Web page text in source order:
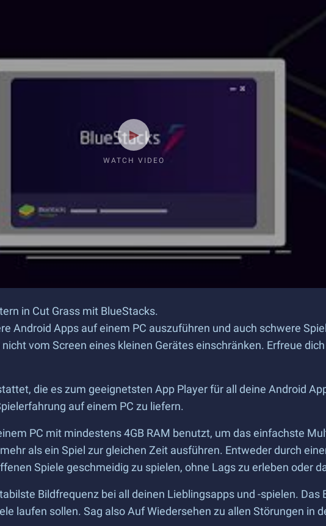
WATCH VIDEO
in Cut Grass mit BlueStacks.
Android Apps auf einem PC auszuführen und auch schwere
vom Screen eines kleinen Gerätes einschränken. Erfreue
die es zum geeignetsten App Player für all deine Android
auf einem PC zu liefern.
PC mit mindestens 4GB RAM benutzt, um das einfachste
als ein Spiel zur gleichen Zeit ausführen. Entweder durch
Spiele geschmeidig zu spielen, ohne Lags zu erleben oder
Bildfrequenz bei all deinen Lieblingsapps und -spielen. Das
laufen sollen. Sag also Auf Wiedersehen zu allen Störungen in